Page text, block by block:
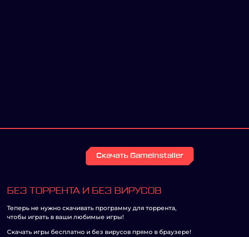
Скачать GameInstaller
БЕЗ ТОРРЕНТА И БЕЗ ВИРУСОВ
Теперь не нужно скачивать программу для торрента,
чтобы играть в ваши любимые игры!
Скачать игры бесплатно и без вирусов прямо в браузере!